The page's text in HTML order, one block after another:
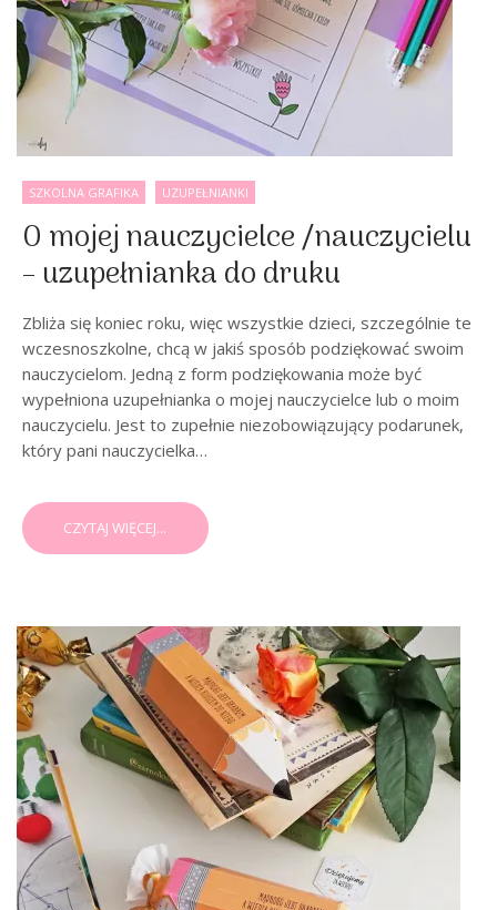
SZKOLNA GRAFIKA UZUPEŁNIANKI
O mojej nauczycielce /nauczycielu
– uzupełnianka do druku
Zbliża się koniec roku, więc wszystkie dzieci, szczególnie te
wczesnoszkolne, chcą w jakiś sposób podziękować swoim
nauczycielom. Jedną z form podziękowania może być
wypełniona uzupełnianka o mojej nauczycielce lub o moim
nauczycielu. Jest to zupełnie niezobowiązujący podarunek,
który pani nauczycielka…
CZYTAJ WIĘCEJ...